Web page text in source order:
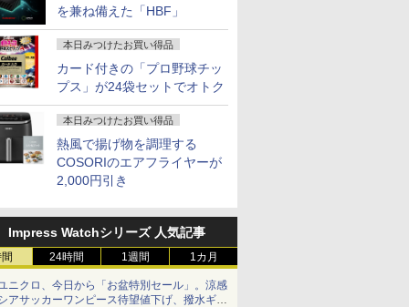
を兼ね備えた「HBF」
本日みつけたお買い得品
カード付きの「プロ野球チッ
プス」が24袋セットでオトク
本日みつけたお買い得品
熱風で揚げ物を調理する
COSORIのエアフライヤーが
2,000円引き
Impress Watchシリーズ 人気記事
24時間 1週間 1カ月
ニクロ、今日から「お盆特別セール」。涼感
アサッカーワンピース待望値下げ、撥水ギア